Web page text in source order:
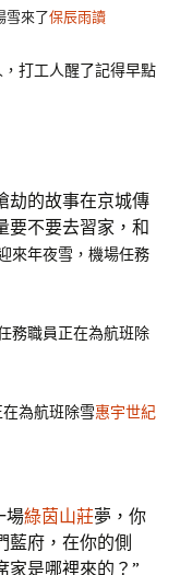
雪來了保辰雨讀
打工人醒了記得早點
劫的故事在京城傳
要不要去習家，和
來年夜雪，機場任務
務職員正在為航班除
為航班除雪惠宇世紀
場綠茵山莊夢，你
藍府，在你的側
家是哪裡來的？”